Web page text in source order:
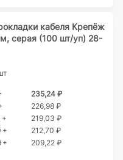
кабеля Крепёж
серая (100 шт/уп) 28-
235,24 ₽
226,98 ₽
+
219,03 ₽
+
212,70 ₽
+
209,22 ₽